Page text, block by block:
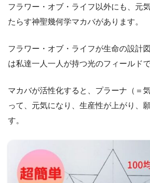
フラワー・オブ・ライフ以外にも、元
たらす神聖幾何学マカバがあります。
フラワー・オブ・ライフが生命の設計
は私達一人一人が持つ光のフィールドで
マカバが活性化すると、プラーナ（＝
って、元気になり、生産性が上がり、
す。